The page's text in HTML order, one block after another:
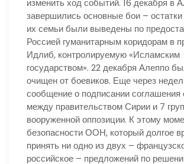
изменить ход событий. 16 декабря в
завершились основные бои –
их семьи были выведены по
Россией гуманитарным коридорам в
Идлиб, контролируемую «Исламским
государством». 22 декабря Алеппо
очищен от боевиков. Еще через
сообщение о подписании соглашения
между правительством Сирии и 7
вооруженной оппозиции. К этому
безопасности ООН, который долгое
принять ни одно из двух –
российское – предложений по